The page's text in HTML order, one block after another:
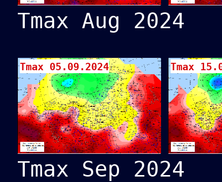
Tmax Aug 2024
Tmax 05.09.2024 Tmax
Tmax Sep 2024